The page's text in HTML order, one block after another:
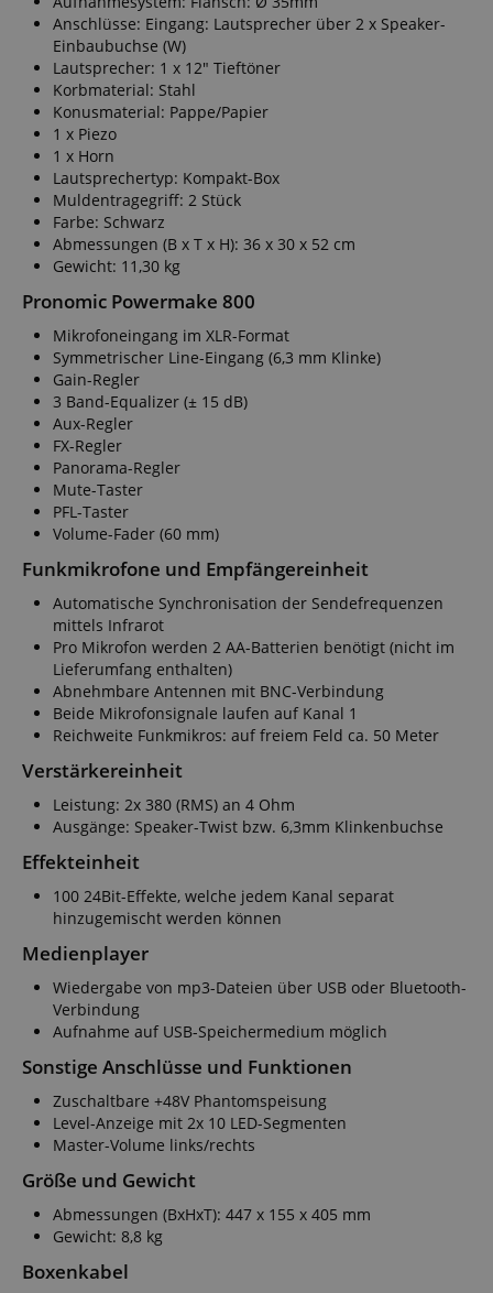
Anschlüsse: Eingang: Lautsprecher über 2 x Speaker-
Einbaubuchse (W)
Lautsprecher: 1 x 12" Tieftöner
Korbmaterial: Stahl
Konusmaterial: Pappe/Papier
1 x Piezo
1 x Horn
Lautsprechertyp: Kompakt-Box
Muldentragegriff: 2 Stück
Farbe: Schwarz
Abmessungen (B x T x H): 36 x 30 x 52 cm
Gewicht: 11,30 kg
Pronomic Powermake 800
Mikrofoneingang im XLR-Format
Symmetrischer Line-Eingang (6,3 mm Klinke)
Gain-Regler
3 Band-Equalizer (± 15 dB)
Aux-Regler
FX-Regler
Panorama-Regler
Mute-Taster
PFL-Taster
Volume-Fader (60 mm)
Funkmikrofone und Empfängereinheit
Automatische Synchronisation der Sendefrequenzen
mittels Infrarot
Pro Mikrofon werden 2 AA-Batterien benötigt (nicht im
Lieferumfang enthalten)
Abnehmbare Antennen mit BNC-Verbindung
Beide Mikrofonsignale laufen auf Kanal 1
Reichweite Funkmikros: auf freiem Feld ca. 50 Meter
Verstärkereinheit
Leistung: 2x 380 (RMS) an 4 Ohm
Ausgänge: Speaker-Twist bzw. 6,3mm Klinkenbuchse
Effekteinheit
100 24Bit-Effekte, welche jedem Kanal separat
hinzugemischt werden können
Medienplayer
Wiedergabe von mp3-Dateien über USB oder Bluetooth-
Verbindung
Aufnahme auf USB-Speichermedium möglich
Sonstige Anschlüsse und Funktionen
Zuschaltbare +48V Phantomspeisung
Level-Anzeige mit 2x 10 LED-Segmenten
Master-Volume links/rechts
Größe und Gewicht
Abmessungen (BxHxT): 447 x 155 x 405 mm
Gewicht: 8,8 kg
Boxenkabel